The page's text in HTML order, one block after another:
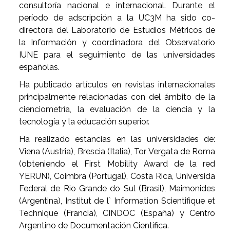
consultoría nacional e internacional. Durante el
período de adscripción a la UC3M ha sido co-
directora del Laboratorio de Estudios Métricos de
la Información y coordinadora del Observatorio
IUNE para el seguimiento de las universidades
españolas.
Ha publicado artículos en revistas internacionales
principalmente relacionadas con del ámbito de la
cienciometría, la evaluación de la ciencia y la
tecnología y la educación superior.
Ha realizado estancias en las universidades de:
Viena (Austria), Brescia (Italia), Tor Vergata de Roma
(obteniendo el First Mobility Award de la red
YERUN), Coimbra (Portugal), Costa Rica, Universida
Federal de Rio Grande do Sul (Brasil), Maimonides
(Argentina), Institut de l` Information Scientifique et
Technique (Francia), CINDOC (España) y Centro
Argentino de Documentación Científica.